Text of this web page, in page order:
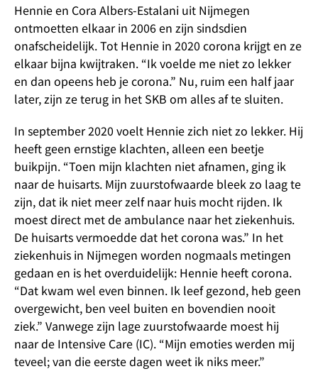
Hennie en Cora Albers-Estalani uit Nijmegen
ontmoetten elkaar in 2006 en zijn sindsdien
onafscheidelijk. Tot Hennie in 2020 corona krijgt en ze
elkaar bijna kwijtraken. “Ik voelde me niet zo lekker
en dan opeens heb je corona.” Nu, ruim een half jaar
later, zijn ze terug in het SKB om alles af te sluiten.
In september 2020 voelt Hennie zich niet zo lekker. Hij
heeft geen ernstige klachten, alleen een beetje
buikpijn. “Toen mijn klachten niet afnamen, ging ik
naar de huisarts. Mijn zuurstofwaarde bleek zo laag te
zijn, dat ik niet meer zelf naar huis mocht rijden. Ik
moest direct met de ambulance naar het ziekenhuis.
De huisarts vermoedde dat het corona was.” In het
ziekenhuis in Nijmegen worden nogmaals metingen
gedaan en is het overduidelijk: Hennie heeft corona.
“Dat kwam wel even binnen. Ik leef gezond, heb geen
overgewicht, ben veel buiten en bovendien nooit
ziek.” Vanwege zijn lage zuurstofwaarde moest hij
naar de Intensive Care (IC). “Mijn emoties werden mij
teveel; van die eerste dagen weet ik niks meer.”